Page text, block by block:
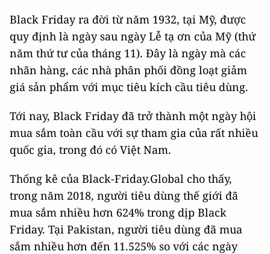
Black Friday ra đời từ năm 1932, tại Mỹ, được
quy định là ngày sau ngày Lễ tạ ơn của Mỹ (thứ
năm thứ tư của tháng 11). Đây là ngày mà các
nhãn hàng, các nhà phân phối đồng loạt giảm
giá sản phẩm với mục tiêu kích cầu tiêu dùng.
Tới nay, Black Friday đã trở thành một ngày hội
mua sắm toàn cầu với sự tham gia của rất nhiều
quốc gia, trong đó có Việt Nam.
Thống kê của Black-Friday.Global cho thấy,
trong năm 2018, người tiêu dùng thế giới đã
mua sắm nhiều hơn 624% trong dịp Black
Friday. Tại Pakistan, người tiêu dùng đã mua
sắm nhiều hơn đến 11.525% so với các ngày